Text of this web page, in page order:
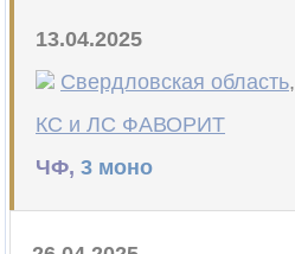
13.04.2025
Свердловская область,
КС и ЛС ФАВОРИТ
ЧФ, 3 моно